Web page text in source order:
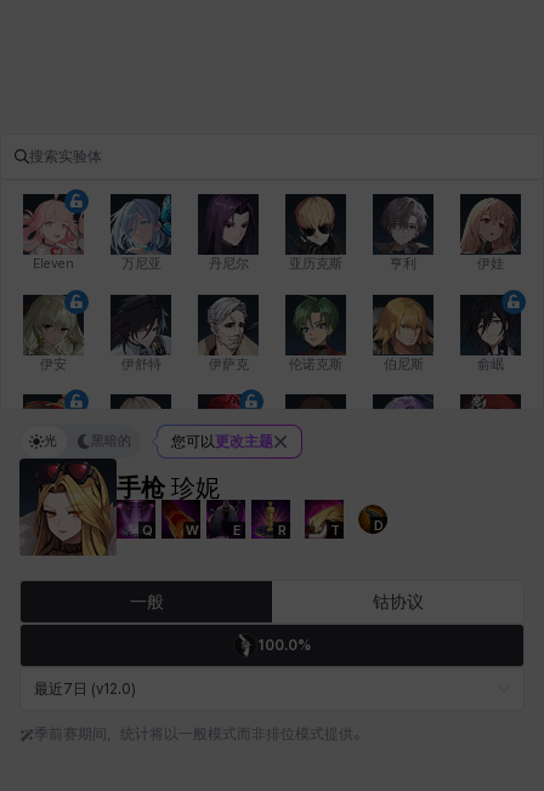
Eleven 万尼亚 丹尼尔 亚历克斯 亨利 伊娃
伊安 伊舒特 伊萨克 伦诺克斯 伯尼斯 俞岷
修凯 克雷弗
埃琳娜 埃索 塔齐娅 夏洛特 奇娅拉 妮娅
手枪 珍妮
Q W E R T D
光 黑暗的 您可以更改主题
一般 钴协议
100.0%
最近7日 (v12.0)
季前赛期间，统计将以一般模式而非排位模式提供。